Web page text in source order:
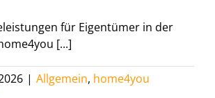
für Eigentümer in der
[...]
| Allgemein, home4you